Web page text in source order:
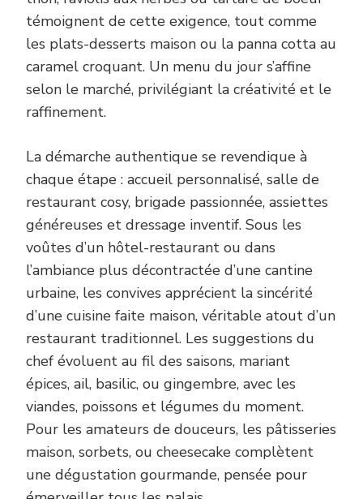
témoignent de cette exigence, tout comme
les plats-desserts maison ou la panna cotta au
caramel croquant. Un menu du jour s’affine
selon le marché, privilégiant la créativité et le
raffinement.
La démarche authentique se revendique à
chaque étape : accueil personnalisé, salle de
restaurant cosy, brigade passionnée, assiettes
généreuses et dressage inventif. Sous les
voûtes d’un hôtel-restaurant ou dans
l’ambiance plus décontractée d’une cantine
urbaine, les convives apprécient la sincérité
d’une cuisine faite maison, véritable atout d’un
restaurant traditionnel. Les suggestions du
chef évoluent au fil des saisons, mariant
épices, ail, basilic, ou gingembre, avec les
viandes, poissons et légumes du moment.
Pour les amateurs de douceurs, les pâtisseries
maison, sorbets, ou cheesecake complètent
une dégustation gourmande, pensée pour